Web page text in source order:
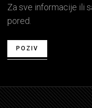
Za sve informacije ili
pored.
POZIV